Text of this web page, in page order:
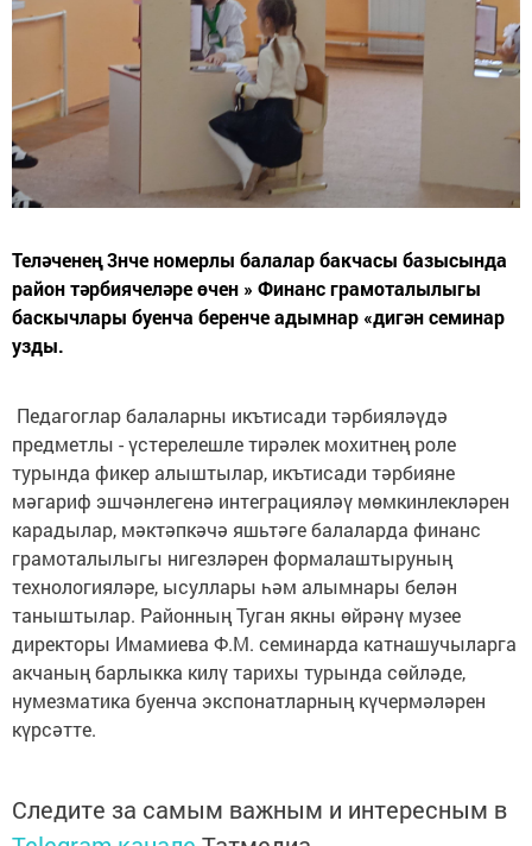
Теләченең 3нче номерлы балалар бакчасы базысында
район тәрбиячеләре өчен » Финанс грамоталылыгы
баскычлары буенча беренче адымнар «дигән семинар
узды.
Педагоглар балаларны икътисади тәрбияләүдә
предметлы - үстерелешле тирәлек мохитнең роле
турында фикер алыштылар, икътисади тәрбияне
мәгариф эшчәнлегенә интеграцияләү мөмкинлекләрен
карадылар, мәктәпкәчә яшьтәге балаларда финанс
грамоталылыгы нигезләрен формалаштыруның
технологияләре, ысуллары һәм алымнары белән
таныштылар. Районның Туган якны өйрәнү музее
директоры Имамиева Ф.М. семинарда катнашучыларга
акчаның барлыкка килү тарихы турында сөйләде,
нумезматика буенча экспонатларның күчермәләрен
күрсәтте.
Следите за самым важным и интересным в